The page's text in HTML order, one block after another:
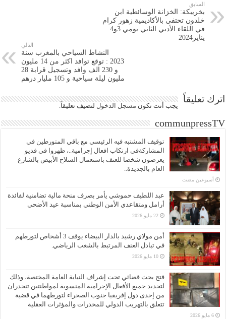
السابق
بخريبكة: الخزانة الوسائطية ابن
خلدون تحتفي بالأكاديمية زهور كرام
في اللقاء الأدبي الثاني يومي 3و4
يناير2024
التالي
النشاط السياحي بالمغرب سنة
2023 : توقع توافد اكثر من 14 مليون
و 230 الف وافد وتسجيل قرابة 28
مليون ليلة سياحية و 105 مليار درهم
اترك تعليقاً
يجب أنت تكون مسجل الدخول لتضيف تعليقاً.
communpressTV
توقيف المشتبه فيه الرئيسي مع باقي المتورطين في
المشاركةفي ارتكاب افعال إجرامية..، ظهروا في فديو
يعرضون شخصا للعنف باستعمال السلاح الأبيض بالشارع
العام بالجديدة..
‏أسبوعين مضت
عبد اللطيف حموشي يأمر بصرف منحة مالية تضامنية لفائدة
أرامل ومتقاعدي الأمن الوطني بمناسبة عيد الأضحى
22 مايو 2026
أمن مولاي رشيد بالدار البيضاء يوقف 3 أشخاص لتورطهم
في تبادل العنف المرتبط بالشغب الرياضي.
10 مايو 2026
فتح بحث قضائي تحت إشراف النيابة العامة المختصة، وذلك
لتحديد جميع الأفعال الإجرامية المنسوبة لمواطنتين تنحدران
من إحدى دول إفريقيا جنوب الصحراء لتورطهما في قضية
تتعلق بالتهريب الدولي للمخدرات والمؤثرات العقلية
6 مايو 2026